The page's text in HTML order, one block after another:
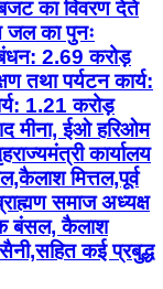
का विवरण देते
जल का पुनः
2.69 करोड़
तथा पर्यटन कार्य:
1.21 करोड़
मीना, ईओ हरिओम
कार्यालय
मित्तल,पूर्व
समाज अध्यक्ष
बंसल, कैलाश
कई प्रबुद्ध